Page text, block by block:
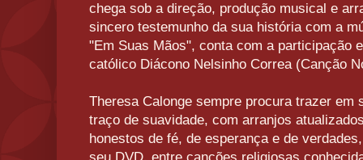
chega sob a direção, produção musical e
sincero testemunho da sua história com a
"Em Suas Mãos", conta com a participação
católico Diácono Nelsinho Correa (Canção
Theresa Calonge sempre procura trazer em
traço de suavidade, com arranjos
honestos de fé, de esperança e de